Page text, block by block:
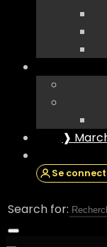
❱
Se
Search for: